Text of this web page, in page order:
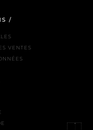
/
VENTES